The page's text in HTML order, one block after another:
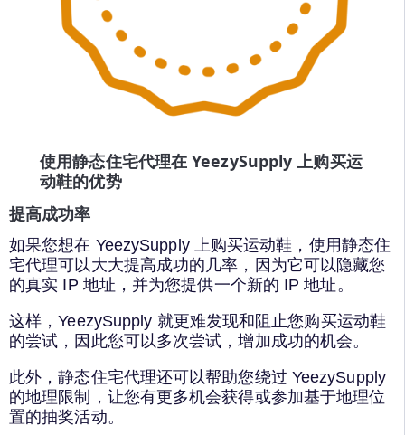
使用静态住宅代理在 YeezySupply 上购买运
动鞋的优势
提高成功率
如果您想在 YeezySupply 上购买运动鞋，使用静态住
宅代理可以大大提高成功的几率，因为它可以隐藏您
的真实 IP 地址，并为您提供一个新的 IP 地址。
这样，YeezySupply 就更难发现和阻止您购买运动鞋
的尝试，因此您可以多次尝试，增加成功的机会。
此外，静态住宅代理还可以帮助您绕过 YeezySupply
的地理限制，让您有更多机会获得或参加基于地理位
置的抽奖活动。